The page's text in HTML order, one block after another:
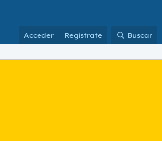
Acceder Regístrate Buscar